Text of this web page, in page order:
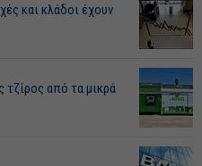
και κλάδοι έχουν
τζίρος από τα μικρά